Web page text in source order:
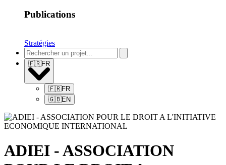
Publications
Stratégies
🇫🇷FR
🇫🇷FR
🇬🇧EN
ADIEI - ASSOCIATION